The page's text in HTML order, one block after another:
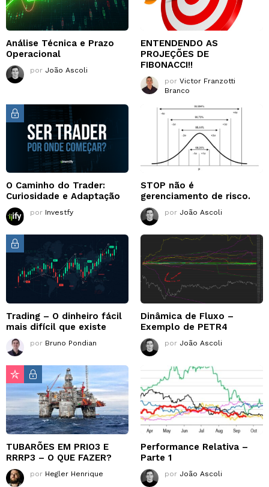
Análise Técnica e Prazo
Operacional
por João Ascoli
ENTENDENDO AS
PROJEÇÕES DE
FIBONACCI!!
por Victor Franzotti
Branco
O Caminho do Trader:
Curiosidade e Adaptação
por Investfy
STOP não é
gerenciamento de risco.
por João Ascoli
Trading – O dinheiro fácil
mais difícil que existe
por Bruno Pondian
Dinâmica de Fluxo –
Exemplo de PETR4
por João Ascoli
TUBARÕES EM PRIO3 E
RRRP3 – O QUE FAZER?
por Hegler Henrique
Performance Relativa –
Parte 1
por João Ascoli